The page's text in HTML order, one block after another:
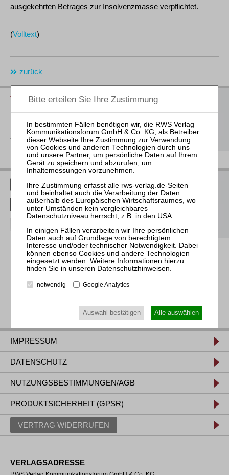
ausgekehrten Betrages zur Insolvenzmasse verpflichtet.
(Volltext)
zurück
Vorschau auf die neuen Bücher 2026
finden Sie unsere Buchvorschau für das 2. Halbjahr 2026
als Download
RWS Verlag bei LinkedIn
RWS Verlag bei Facebook
IMPRESSUM
DATENSCHUTZ
NUTZUNGSBESTIMMUNGEN/AGB
PRODUKTSICHERHEIT (GPSR)
VERTRAG WIDERRUFEN
VERLAGSADRESSE
Datenschutzhinweisen.
notwendig Google Analytics
Auswahl bestätigen Alle auswählen